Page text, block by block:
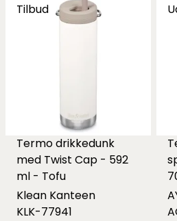
Tilbud
Termo drikkedunk
med Twist Cap - 592
ml - Tofu
Klean Kanteen
KLK-77941